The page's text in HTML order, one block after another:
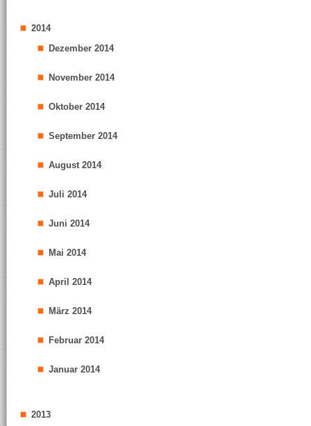
2014
Dezember 2014
November 2014
Oktober 2014
September 2014
August 2014
Juli 2014
Juni 2014
Mai 2014
April 2014
März 2014
Februar 2014
Januar 2014
2013